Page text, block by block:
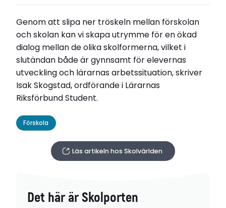
Genom att slipa ner tröskeln mellan förskolan
och skolan kan vi skapa utrymme för en ökad
dialog mellan de olika skolformerna, vilket i
slutändan både är gynnsamt för elevernas
utveckling och lärarnas arbetssituation, skriver
Isak Skogstad, ordförande i Lärarnas
Riksförbund Student.
Förskola
Läs artikeln hos Skolvärlden
Det här är Skolporten